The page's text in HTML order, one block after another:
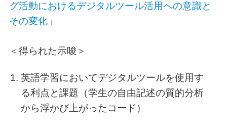
グ活動におけるデジタルツール活用への意識と
その変化」
＜得られた示唆＞
英語学習においてデジタルツールを使用す
る利点と課題（学生の自由記述の質的分析
から浮かび上がったコード）